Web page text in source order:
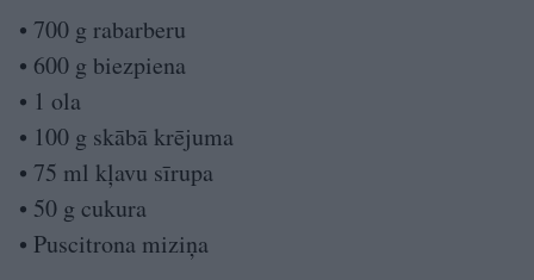
• 700 g rabarberu
• 600 g biezpiena
• 1 ola
• 100 g skābā krējuma
• 75 ml kļavu sīrupa
• 50 g cukura
• Puscitrona miziņa